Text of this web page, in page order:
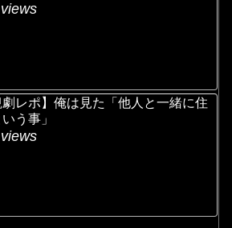
劇レポ】俺は見た「他人と一緒に住
う事」